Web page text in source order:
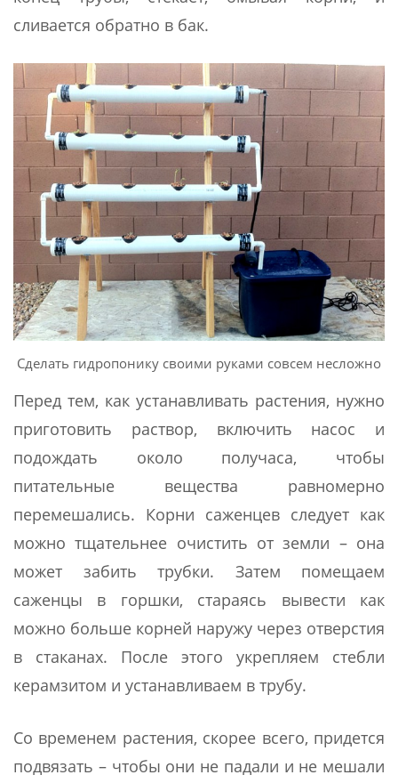
сливается обратно в бак.
Сделать гидропонику своими руками совсем несложно
Перед тем, как устанавливать растения, нужно
приготовить раствор, включить насос и
подождать около получаса, чтобы
питательные вещества равномерно
перемешались. Корни саженцев следует как
можно тщательнее очистить от земли – она
может забить трубки. Затем помещаем
саженцы в горшки, стараясь вывести как
можно больше корней наружу через отверстия
в стаканах. После этого укрепляем стебли
керамзитом и устанавливаем в трубу.
Со временем растения, скорее всего, придется
подвязать – чтобы они не падали и не мешали